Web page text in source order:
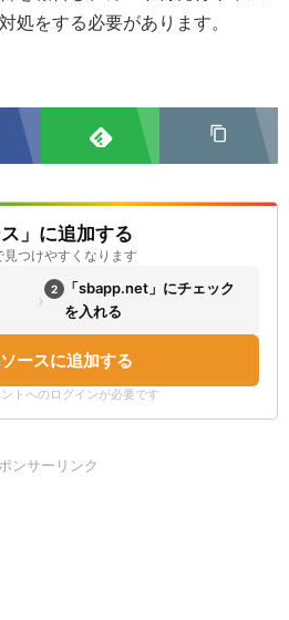
処をする必要があります。
」に追加する
つけやすくなります
› 2
「sbapp.net」にチェック
を入れる
ースに追加する
トへのログインが必要です
ンサーリンク